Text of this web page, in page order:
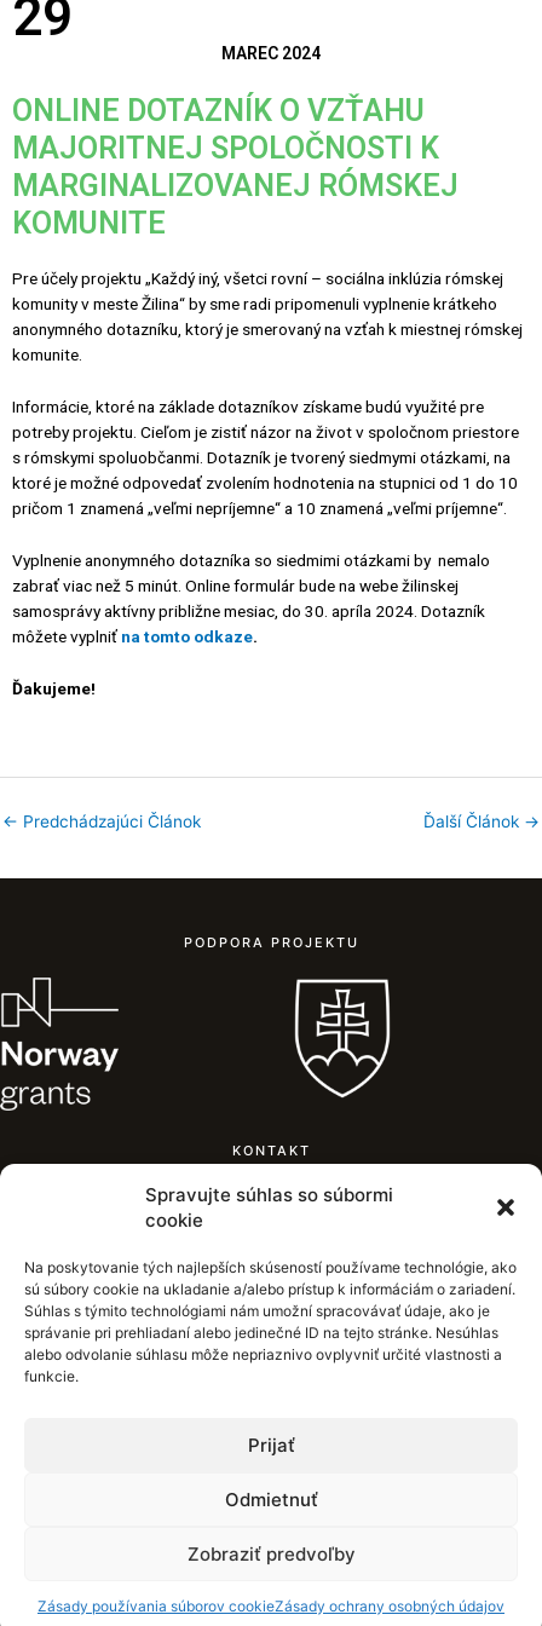
Spravujte súhlas so súbormi
cookie
Na poskytovanie tých najlepších skúseností používame technológie, ako
sú súbory cookie na ukladanie a/alebo prístup k informáciám o zariadení.
Súhlas s týmito technológiami nám umožní spracovávať údaje, ako je
správanie pri prehliadaní alebo jedinečné ID na tejto stránke. Nesúhlas
alebo odvolanie súhlasu môže nepriaznivo ovplyvniť určité vlastnosti a
funkcie.
Prijať
Odmietnuť
Zobraziť predvoľby
Zásady používania súborov cookieZásady ochrany osobných údajov
29
MAREC 2024
ONLINE DOTAZNÍK O VZŤAHU
MAJORITNEJ SPOLOČNOSTI K
MARGINALIZOVANEJ RÓMSKEJ
KOMUNITE
Pre účely projektu „Každý iný, všetci rovní – sociálna inklúzia rómskej
komunity v meste Žilina“ by sme radi pripomenuli vyplnenie krátkeho
anonymného dotazníku, ktorý je smerovaný na vzťah k miestnej rómskej
komunite.
Informácie, ktoré na základe dotazníkov získame budú využité pre
potreby projektu. Cieľom je zistiť názor na život v spoločnom priestore
s rómskymi spoluobčanmi. Dotazník je tvorený siedmymi otázkami, na
ktoré je možné odpovedať zvolením hodnotenia na stupnici od 1 do 10
pričom 1 znamená „veľmi nepríjemne“ a 10 znamená „veľmi príjemne“.
Vyplnenie anonymného dotazníka so siedmimi otázkami by nemalo
zabrať viac než 5 minút. Online formulár bude na webe žilinskej
samosprávy aktívny približne mesiac, do 30. apríla 2024. Dotazník
môžete vyplniť na tomto odkaze.
Ďakujeme!
← Predchádzajúci Článok Ďalší Článok →
PODPORA PROJEKTU
KONTAKT
Mestský úrad Žilina,
Námestie obetí komunizmu,
+421 41 70 63 111
inkluzia.zilina@zilina.sk
Zásady používania súborov cookie